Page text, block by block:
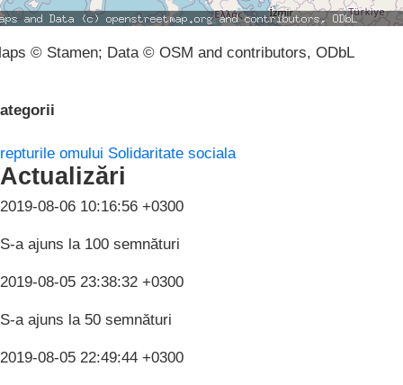
© Stamen; Data © OSM and contributors, ODbL
omului Solidaritate sociala
Actualizări
2019-08-06 10:16:56 +0300
S-a ajuns la 100 semnături
2019-08-05 23:38:32 +0300
S-a ajuns la 50 semnături
2019-08-05 22:49:44 +0300